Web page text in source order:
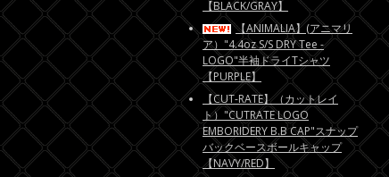
【BLACK/GRAY】
【ANIMALIA】(アニマリ
ア）"4.4oz S/S DRY Tee -
LOGO"半袖ドライTシャツ
【PURPLE】
【CUT-RATE】（カットレイ
ト）"CUTRATE LOGO
EMBORIDERY B.B CAP"スナップ
バックベースボールキャップ
【NAVY/RED】